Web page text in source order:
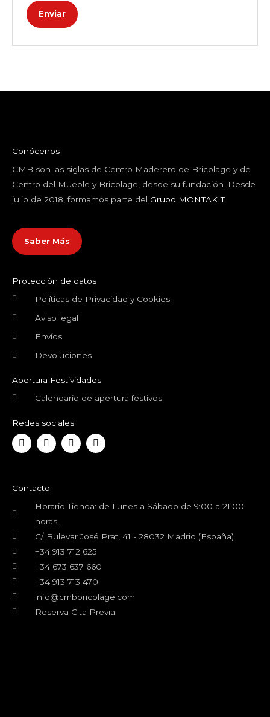
Conócenos
CMB son las siglas de Centro Maderero de Bricolage y de
Centro del Mueble y Bricolage, desde su fundación. Desde
julio de 2018, formamos parte del Grupo MONTAKIT.
Saber Más
Protección de datos
Políticas de Privacidad y Cookies
Aviso legal
Envíos
Devoluciones
Apertura Festividades
Calendario de apertura festivos
Redes sociales
F
a
c
o
T
w
i
e
Y
o
u
I
n
s
a
Contacto
Horario Tienda: de Lunes a Sábado de 9:00 a 21:00
horas.
C/ Bulevar José Prat, 41 - 28032 Madrid (España)
+34 913 712 625
+34 673 637 660
+34 913 713 470
info@cmbbricolage.com
Reserva Cita Previa